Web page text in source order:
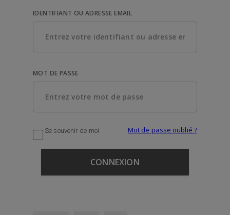
IDENTIFIANT OU ADRESSE EMAIL
MOT DE PASSE
Se souvenir de moi Mot de passe oublié ?